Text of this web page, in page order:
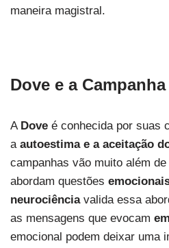
maneira magistral.
Dove e a
A Dove é conhecida por suas
a autoestima e a aceitação
campanhas vão muito além
abordam questões
neurociênciavalida essa
as mensagens que evocam
emocional podem deixar uma